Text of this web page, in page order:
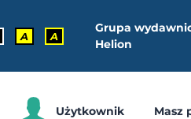
A A
Grupa
Helion
Użytkownik Masz